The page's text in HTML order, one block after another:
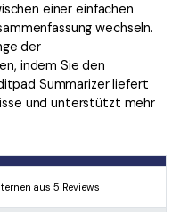
einer einfachen
wechseln.
der
indem Sie den
Summarizer liefert
und unterstützt mehr
aus 5 Reviews